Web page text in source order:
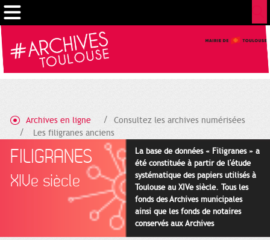
Archives en ligne
Consultez les archives numérisées
Les filigranes anciens
FILIGRANES
XIVe siècle
La base de données « Filigranes » a
été constituée à partir de l'étude
systématique des papiers utilisés à
Toulouse au XIVe siècle. Tous les
fonds des Archives municipales
ainsi que les fonds de notaires
conservés aux Archives
départementales pour cette
Gestion de vos préférences sur les cookies